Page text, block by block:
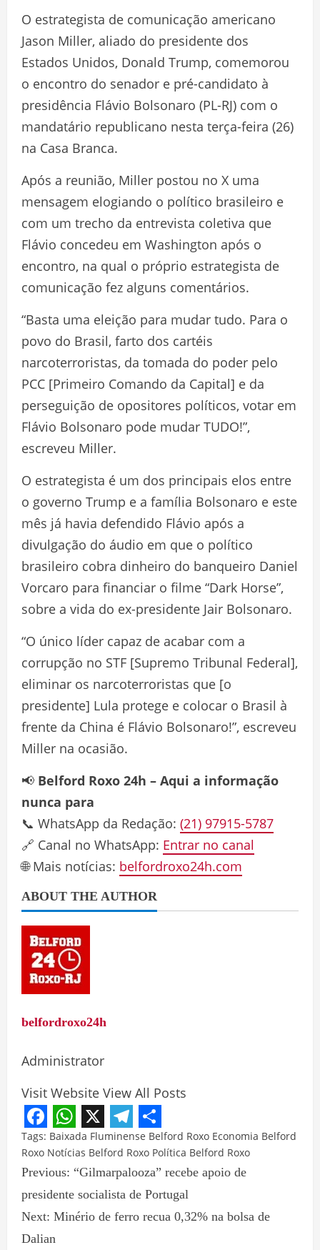
O estrategista de comunicação americano
Jason Miller, aliado do presidente dos
Estados Unidos, Donald Trump, comemorou
o encontro do senador e pré-candidato à
presidência Flávio Bolsonaro (PL-RJ) com o
mandatário republicano nesta terça-feira (26)
na Casa Branca.
Após a reunião, Miller postou no X uma
mensagem elogiando o político brasileiro e
com um trecho da entrevista coletiva que
Flávio concedeu em Washington após o
encontro, na qual o próprio estrategista de
comunicação fez alguns comentários.
“Basta uma eleição para mudar tudo. Para o
povo do Brasil, farto dos cartéis
narcoterroristas, da tomada do poder pelo
PCC [Primeiro Comando da Capital] e da
perseguição de opositores políticos, votar em
Flávio Bolsonaro pode mudar TUDO!”,
escreveu Miller.
O estrategista é um dos principais elos entre
o governo Trump e a família Bolsonaro e este
mês já havia defendido Flávio após a
divulgação do áudio em que o político
brasileiro cobra dinheiro do banqueiro Daniel
Vorcaro para financiar o filme “Dark Horse”,
sobre a vida do ex-presidente Jair Bolsonaro.
“O único líder capaz de acabar com a
corrupção no STF [Supremo Tribunal Federal],
eliminar os narcoterroristas que [o
presidente] Lula protege e colocar o Brasil à
frente da China é Flávio Bolsonaro!”, escreveu
Miller na ocasião.
📢 Belford Roxo 24h – Aqui a informação
nunca para
📞 WhatsApp da Redação: (21) 97915-5787
🔗 Canal no WhatsApp: Entrar no canal
🌐 Mais notícias: belfordroxo24h.com
ABOUT THE AUTHOR
belfordroxo24h
Administrator
Visit Website View All Posts
Facebook
WhatsApp
X Telegram
Share
Tags: Baixada Fluminense Belford Roxo Economia Belford
Roxo Notícias Belford Roxo Política Belford Roxo
Previous: “Gilmarpalooza” recebe apoio de
presidente socialista de Portugal
Next: Minério de ferro recua 0,32% na bolsa de
Dalian